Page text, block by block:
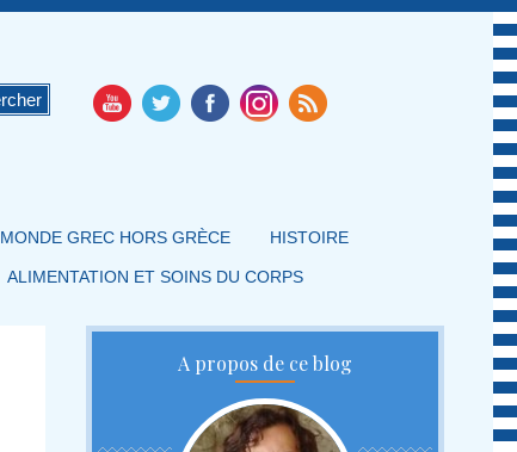
MONDE GREC HORS GRÈCE HISTOIRE
ALIMENTATION ET SOINS DU CORPS
A propos de ce blog